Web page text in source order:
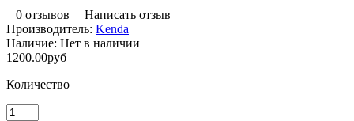
0 отзывов | Написать отзыв
Производитель: Kenda
Наличие: Нет в наличии
1200.00руб
Количество